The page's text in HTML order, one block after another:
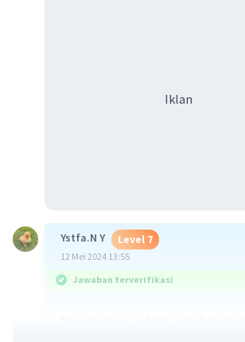
Iklan
Ystfa.N Y Level 7
12 Mei 2024 13:55
Jawaban terverifikasi